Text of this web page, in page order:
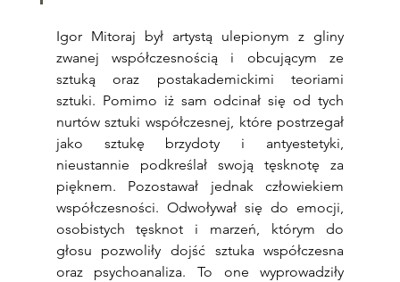
Igor Mitoraj był artystą ulepionym z gliny
zwanej współczesnością i obcującym ze
sztuką oraz postakademickimi teoriami
sztuki. Pomimo iż sam odcinał się od tych
nurtów sztuki współczesnej, które postrzegał
jako sztukę brzydoty i antyestetyki,
nieustannie podkreślał swoją tęsknotę za
pięknem. Pozostawał jednak człowiekiem
współczesności. Odwoływał się do emocji,
osobistych tęsknot i marzeń, którym do
głosu pozwoliły dojść sztuka współczesna
oraz psychoanaliza. To one wyprowadziły